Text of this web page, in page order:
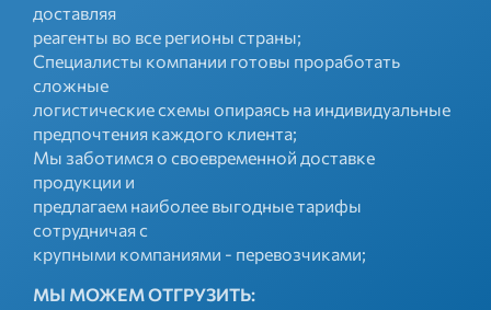
доставляя
реагенты во все регионы страны;
Специалисты компании готовы проработать
сложные
логистические схемы опираясь на индивидуальные
предпочтения каждого клиента;
Мы заботимся о своевременной доставке
продукции и
предлагаем наиболее выгодные тарифы
сотрудничая с
крупными компаниями - перевозчиками;
МЫ МОЖЕМ ОТГРУЗИТЬ: